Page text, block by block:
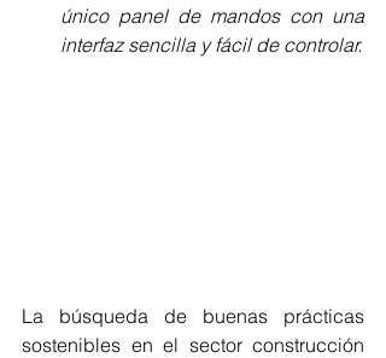
único panel de mandos con una
interfaz sencilla y fácil de controlar.
La búsqueda de buenas prácticas
sostenibles en el sector construcción